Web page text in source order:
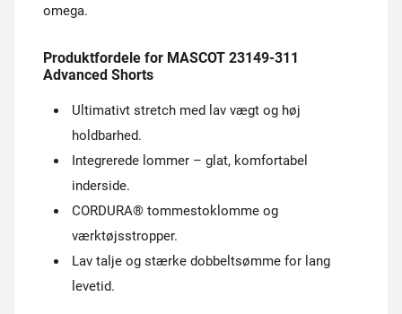
omega.
Produktfordele for MASCOT 23149-311
Advanced Shorts
Ultimativt stretch med lav vægt og høj
holdbarhed.
Integrerede lommer – glat, komfortabel
inderside.
CORDURA® tommestoklomme og
værktøjsstropper.
Lav talje og stærke dobbeltsømme for lang
levetid.